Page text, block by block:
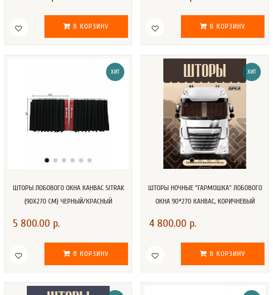
В КОРЗИНУ В КОРЗИНУ
ХИТ
ШТОРЫ ЛОБОВОГО ОКНА КАНВАС SITRAK
(90Х270 СМ) ЧЕРНЫЙ/КРАСНЫЙ
5 800.00 р.
В КОРЗИНУ
ХИТ
ШТОРЫ НОЧНЫЕ "ГАРМОШКА" ЛОБОВОГО
ОКНА 90*270 КАНВАС, КОРИЧНЕВЫЙ
4 800.00 р.
В КОРЗИНУ